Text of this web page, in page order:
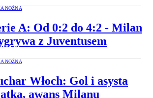
NOŻNA
A: Od 0:2 do 4:2 - Milan
z Juventusem
NOŻNA
Włoch: Gol i asysta
awans Milanu